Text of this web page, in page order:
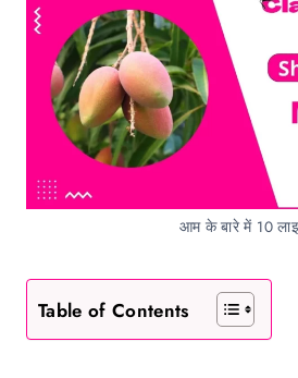
आम के बारे में 10
Table of Contents